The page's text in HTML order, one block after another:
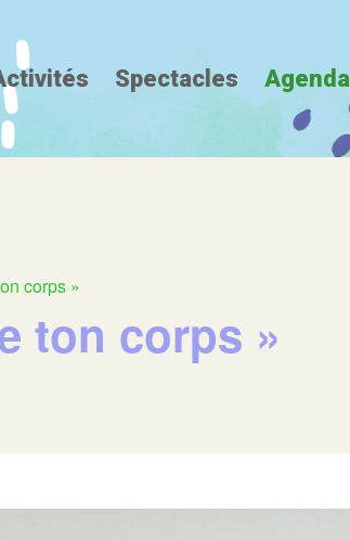
Spectacles Agenda
corps »
ton corps »